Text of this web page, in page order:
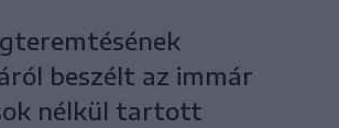
beszélt az immár
nélkül tartott